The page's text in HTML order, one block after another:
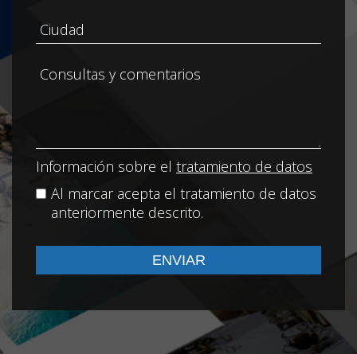
Información sobre el tratamiento de datos
Al marcar acepta el tratamiento de datos
anteriormente descrito.